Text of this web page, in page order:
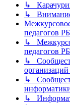
↳
↳
педагогов РБ
↳
педагогов РБ
↳
↳
↳